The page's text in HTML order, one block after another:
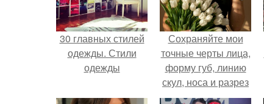
30 главных стилей
одежды. Стили
одежды
Сохраняйте мои
точные черты лица,
форму губ, линию
скул, носа и разрез
глаз.